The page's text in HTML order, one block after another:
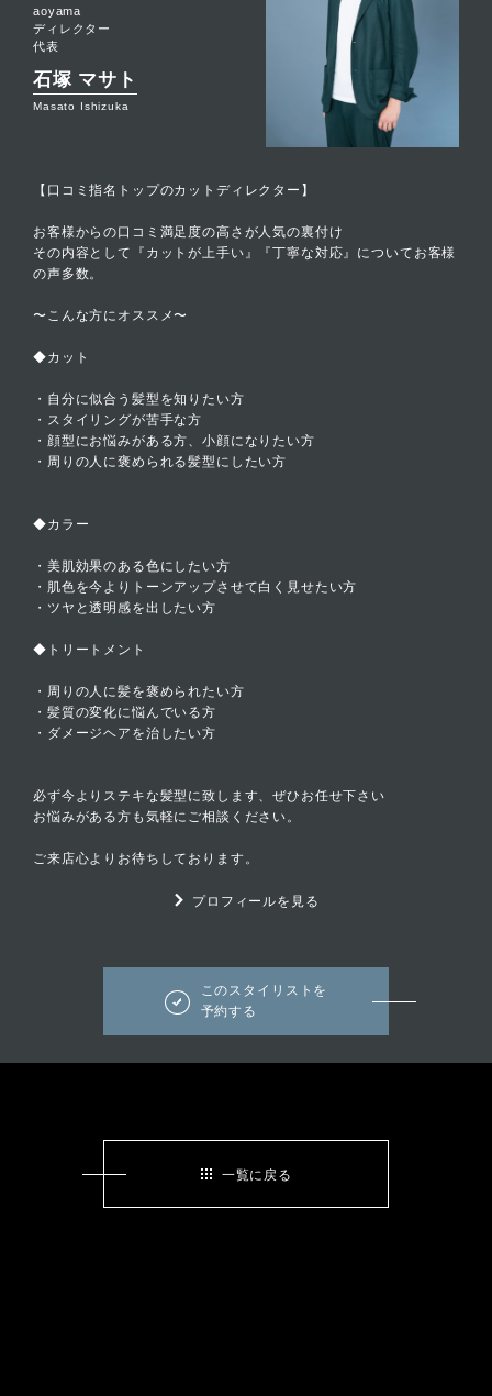
aoyama
ディレクター
代表
石塚 マサト
Masato Ishizuka
【口コミ指名トップのカットディレクター】
お客様からの口コミ満足度の高さが人気の裏付け
その内容として『カットが上手い』『丁寧な対応』についてお客様
の声多数。
〜こんな方にオススメ〜
◆カット
・自分に似合う髪型を知りたい方
・スタイリングが苦手な方
・顔型にお悩みがある方、小顔になりたい方
・周りの人に褒められる髪型にしたい方
◆カラー
・美肌効果のある色にしたい方
・肌色を今よりトーンアップさせて白く見せたい方
・ツヤと透明感を出したい方
◆トリートメント
・周りの人に髪を褒められたい方
・髪質の変化に悩んでいる方
・ダメージヘアを治したい方
必ず今よりステキな髪型に致します、ぜひお任せ下さい
お悩みがある方も気軽にご相談ください。
ご来店心よりお待ちしております。
プロフィールを見る
このスタイリストを
予約する
一覧に戻る